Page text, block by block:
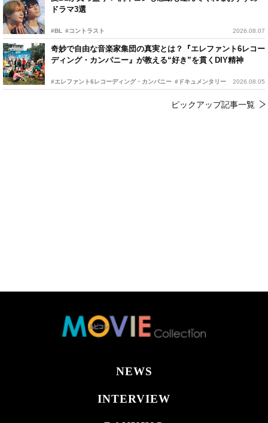
ドラマ3選
#BL #コントラスト 2026.08.07
奇妙で自由な音楽家集団の真実とは？『エレファント6レコー
ディング・カンパニー』が教える“好き”を貫くDIY精神
#エレファント6レコーディング・カンパニー #ドキュメンタリー 2026.08.05
ピックアップ記事一覧
NEWS
INTERVIEW